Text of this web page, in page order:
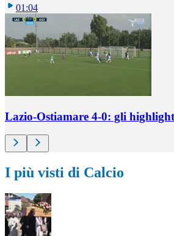
01:04
Lazio-Ostiamare 4-0: gli
I più visti di Calcio